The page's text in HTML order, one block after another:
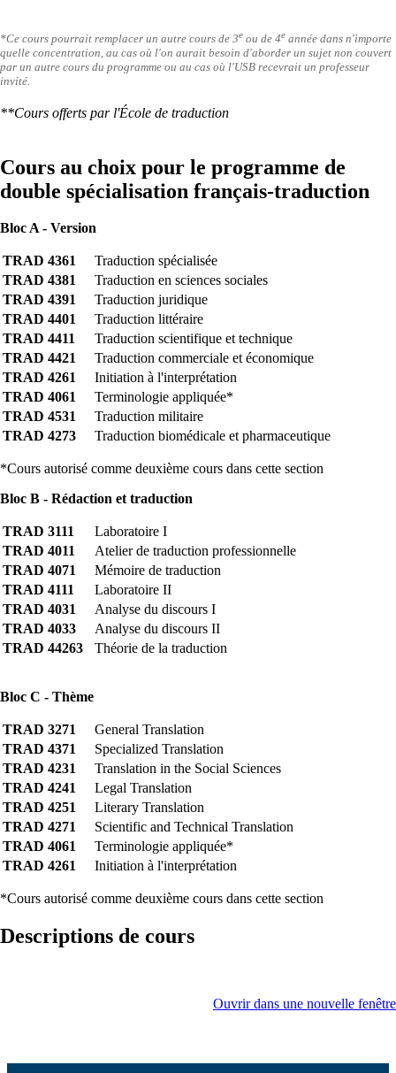
*Ce cours pourrait remplacer un autre cours de 3e ou de 4e année dans n'importe
quelle concentration, au cas où l'on aurait besoin d'aborder un sujet non couvert
par un autre cours du programme ou au cas où l'USB recevrait un professeur
invité.
**Cours offerts par l'École de traduction
Cours au choix pour le programme de
double spécialisation français-traduction
Bloc A - Version
TRAD 4361
Traduction spécialisée
TRAD 4381
Traduction en sciences sociales
TRAD 4391
Traduction juridique
TRAD 4401
Traduction littéraire
TRAD 4411
Traduction scientifique et technique
TRAD 4421
Traduction commerciale et économique
TRAD 4261
Initiation à l'interprétation
TRAD 4061
Terminologie appliquée*
TRAD 4531
Traduction militaire
TRAD 4273
Traduction biomédicale et pharmaceutique
*Cours autorisé comme deuxième cours dans cette section
Bloc B - Rédaction et traduction
TRAD 3111
Laboratoire I
TRAD 4011
Atelier de traduction professionnelle
TRAD 4071
Mémoire de traduction
TRAD 4111
Laboratoire II
TRAD 4031
Analyse du discours I
TRAD 4033
Analyse du discours II
TRAD 44263
Théorie de la traduction
Bloc C - Thème
TRAD 3271
General Translation
TRAD 4371
Specialized Translation
TRAD 4231
Translation in the Social Sciences
TRAD 4241
Legal Translation
TRAD 4251
Literary Translation
TRAD 4271
Scientific and Technical Translation
TRAD 4061
Terminologie appliquée*
TRAD 4261
Initiation à l'interprétation
*Cours autorisé comme deuxième cours dans cette section
Descriptions de cours
Ouvrir dans une nouvelle fenêtre